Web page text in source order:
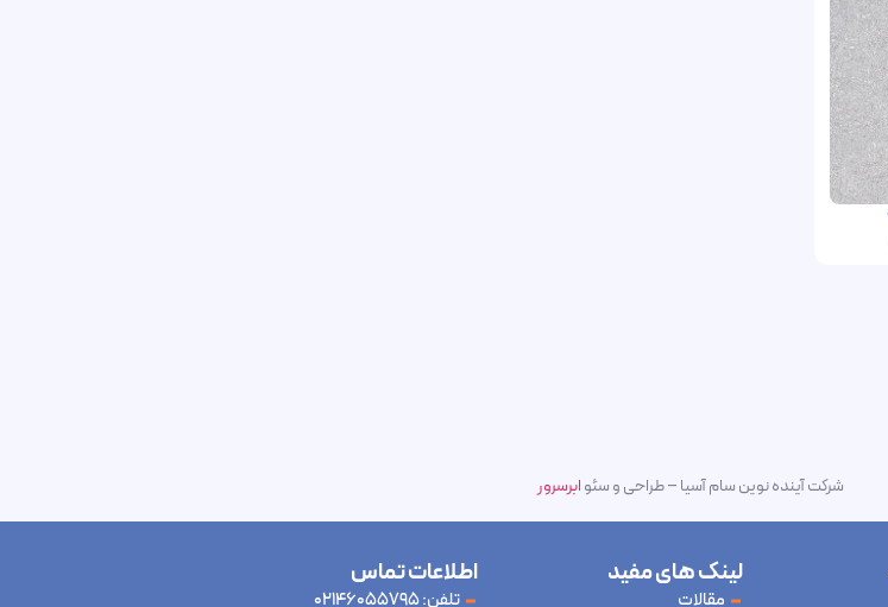
شرکت آینده نوین سام آسیا – طراحی و سئوابرسرور
لینک های مفید
مقالات
اطلاعات تماس
تلفن: 02146055795